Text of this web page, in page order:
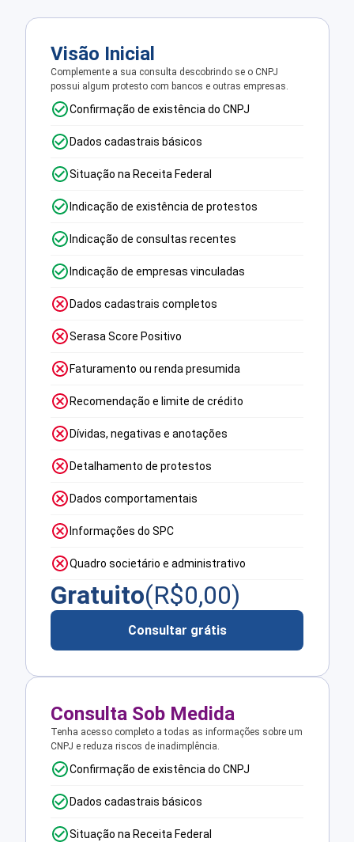
Visão Inicial
Complemente a sua consulta descobrindo se o CNPJ
possui algum protesto com bancos e outras empresas.
Confirmação de existência do CNPJ
Dados cadastrais básicos
Situação na Receita Federal
Indicação de existência de protestos
Indicação de consultas recentes
Indicação de empresas vinculadas
Dados cadastrais completos
Serasa Score Positivo
Faturamento ou renda presumida
Recomendação e limite de crédito
Dívidas, negativas e anotações
Detalhamento de protestos
Dados comportamentais
Informações do SPC
Quadro societário e administrativo
Gratuito(R$0,00)
Consultar grátis
Consulta Sob Medida
Tenha acesso completo a todas as informações sobre um
CNPJ e reduza riscos de inadimplência.
Confirmação de existência do CNPJ
Dados cadastrais básicos
Situação na Receita Federal